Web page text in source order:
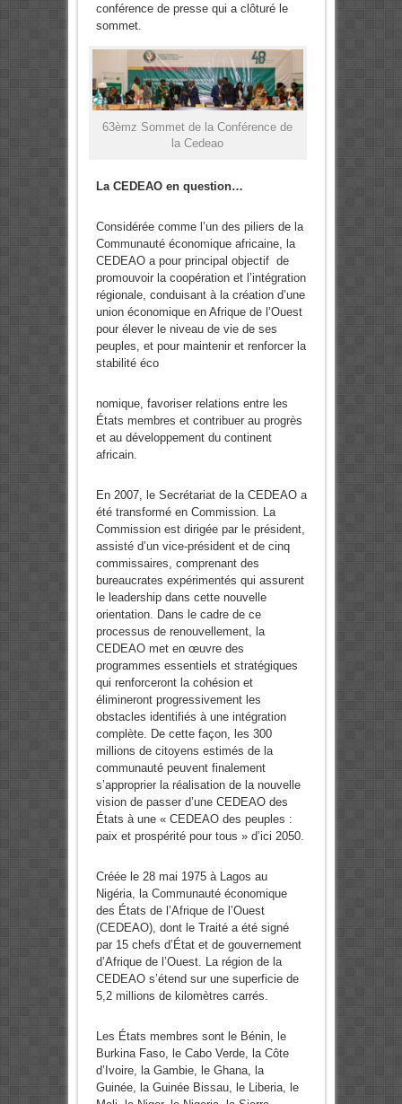
conférence de presse qui a clôturé le
sommet.
63èmz Sommet de la Conférence de
la Cedeao
La CEDEAO en question…
Considérée comme l’un des piliers de la
Communauté économique africaine, la
CEDEAO a pour principal objectif de
promouvoir la coopération et l’intégration
régionale, conduisant à la création d’une
union économique en Afrique de l’Ouest
pour élever le niveau de vie de ses
peuples, et pour maintenir et renforcer la
stabilité éco
nomique, favoriser relations entre les
États membres et contribuer au progrès
et au développement du continent
africain.
En 2007, le Secrétariat de la CEDEAO a
été transformé en Commission. La
Commission est dirigée par le président,
assisté d’un vice-président et de cinq
commissaires, comprenant des
bureaucrates expérimentés qui assurent
le leadership dans cette nouvelle
orientation. Dans le cadre de ce
processus de renouvellement, la
CEDEAO met en œuvre des
programmes essentiels et stratégiques
qui renforceront la cohésion et
élimineront progressivement les
obstacles identifiés à une intégration
complète. De cette façon, les 300
millions de citoyens estimés de la
communauté peuvent finalement
s’approprier la réalisation de la nouvelle
vision de passer d’une CEDEAO des
États à une « CEDEAO des peuples :
paix et prospérité pour tous » d’ici 2050.
Créée le 28 mai 1975 à Lagos au
Nigéria, la Communauté économique
des États de l’Afrique de l’Ouest
(CEDEAO), dont le Traité a été signé
par 15 chefs d’État et de gouvernement
d’Afrique de l’Ouest. La région de la
CEDEAO s’étend sur une superficie de
5,2 millions de kilomètres carrés.
Les États membres sont le Bénin, le
Burkina Faso, le Cabo Verde, la Côte
d’Ivoire, la Gambie, le Ghana, la
Guinée, la Guinée Bissau, le Liberia, le